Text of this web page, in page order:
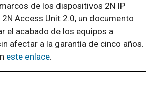
de los dispositivos 2N IP
2N Access Unit 2.0, un documento
el acabado de los equipos a
afectar a la garantía de cinco años.
este enlace.